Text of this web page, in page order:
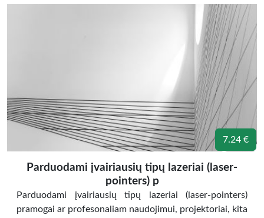
7.24 €
Parduodami įvairiausių tipų lazeriai (laser-
pointers) p
Parduodami įvairiausių tipų lazeriai (laser-pointers)
pramogai ar profesonaliam naudojimui, projektoriai, kita